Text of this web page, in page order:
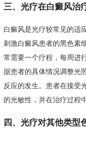
三、光疗在白癜风治
白癜风是光疗较常见的适
刺激白癜风患者的黑色素
常需要一个疗程，每周进
据患者的具体情况调整光
反应的发生。患者在接受
的光敏性，并在治疗过程
四、光疗对其他类型